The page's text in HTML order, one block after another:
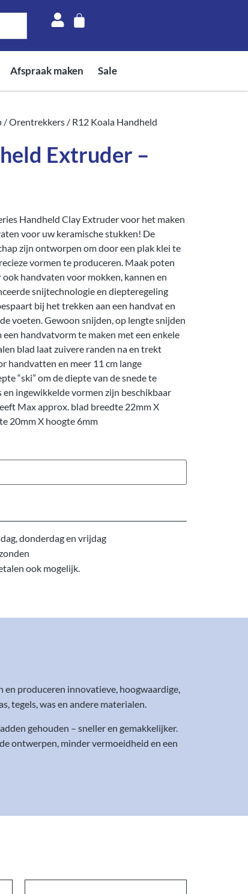
Afspraak maken Sale
/Orentrekkers / R12 Koala Handheld
Extruder –
Handheld Clay Extruder voor het maken
voor uw keramische stukken! De
zijn ontworpen om door een plak klei te
vormen te produceren. Maak poten
handvaten voor mokken, kannen en
snijtechnologie en diepteregeling
bij het trekken aan een handvat en
voeten. Gewoon snijden, op lengte snijden
handvatvorm te maken met een enkele
blad laat zuivere randen na en trekt
handvatten en meer 11 cm lange
“ski” om de diepte van de snede te
en ingewikkelde vormen zijn beschikbaar
Max approx. blad breedte 22mm X
20mm X hoogte 6mm
donderdag en vrijdag
ook mogelijk.
en produceren innovatieve, hoogwaardige,
tegels, was en andere materialen.
gehouden – sneller en gemakkelijker.
ontwerpen, minder vermoeidheid en een